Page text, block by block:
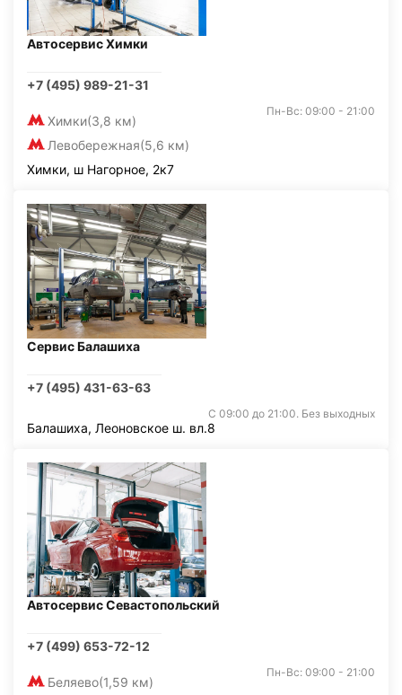
Автосервис Химки
+7 (495) 989-21-31
Химки(3,8 км)
Левобережная(5,6 км)
Пн-Вс: 09:00 - 21:00
Химки, ш Нагорное, 2к7
Сервис Балашиха
+7 (495) 431-63-63
С 09:00 до 21:00. Без выходных
Балашиха, Леоновское ш. вл.8
Автосервис Севастопольский
+7 (499) 653-72-12
Беляево(1,59 км)
Пн-Вс: 09:00 - 21:00